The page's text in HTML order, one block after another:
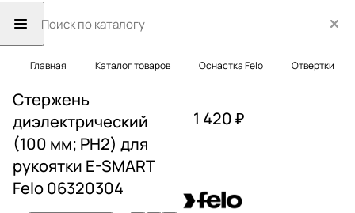
Главная Каталог товаров Оснастка Felo Отвертки
Стержень
диэлектрический
(100 мм; PH2) для
рукоятки E-SMART
Felo 06320304
1 420 ₽